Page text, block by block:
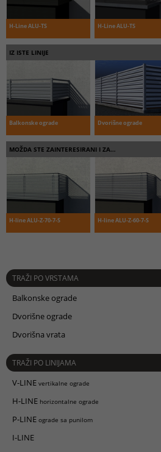
TRAŽI PO VRSTAMA
Balkonske ograde
Dvorišne ograde
Dvorišna vrata
TRAŽI PO LINIJAMA
V-LINE vertikalne ograde
H-LINE horizontalne ograde
P-LINE ograde sa punilom
I-LINE
H-Line ALU-TS H-Line ALU-TS
IZ ISTE LINIJE
Balkonske ograde Dvorišne ograde
MOŽDA STE ZAINTERESIRANI I ZA…
H-line ALU-Z-70-7-S H-line ALU-Z-60-7-S